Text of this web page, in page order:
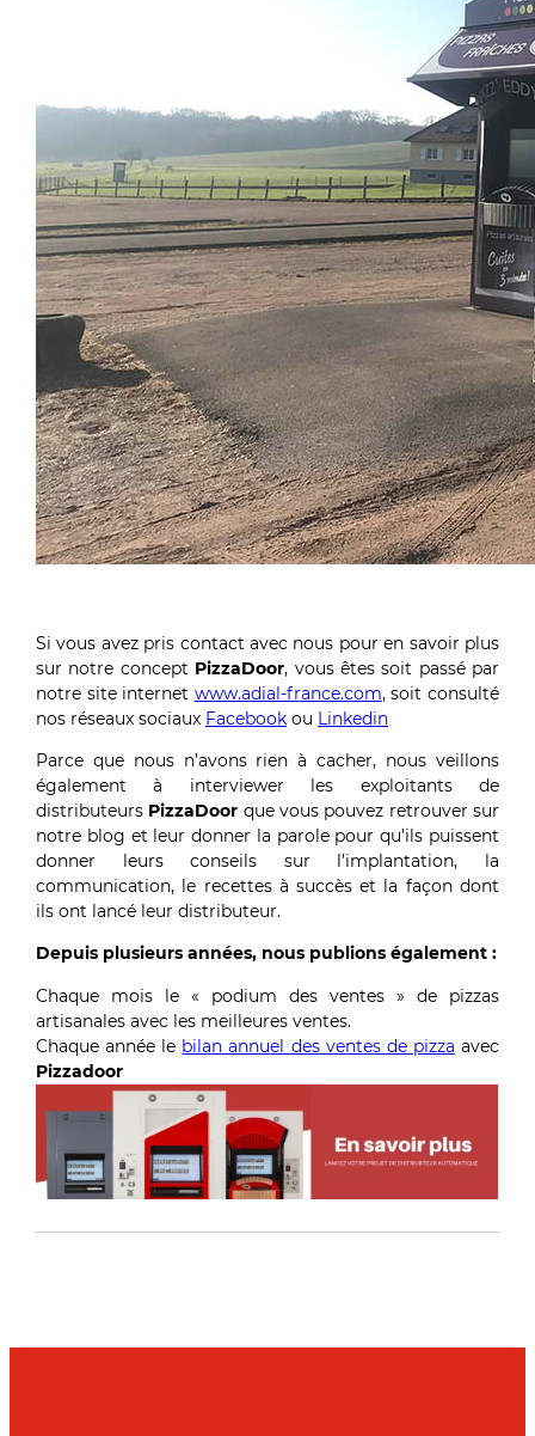
Si vous avez pris contact avec nous pour en savoir plus
sur notre concept PizzaDoor, vous êtes soit passé par
notre site internet www.adial-france.com, soit consulté
nos réseaux sociaux Facebook ou Linkedin
Parce que nous n’avons rien à cacher, nous veillons
également à interviewer les exploitants de
distributeurs PizzaDoor que vous pouvez retrouver sur
notre blog et leur donner la parole pour qu’ils puissent
donner leurs conseils sur l’implantation, la
communication, le recettes à succès et la façon dont
ils ont lancé leur distributeur.
Depuis plusieurs années, nous publions également :
Chaque mois le « podium des ventes » de pizzas
artisanales avec les meilleures ventes.
Chaque année le bilan annuel des ventes de pizza avec
Pizzadoor